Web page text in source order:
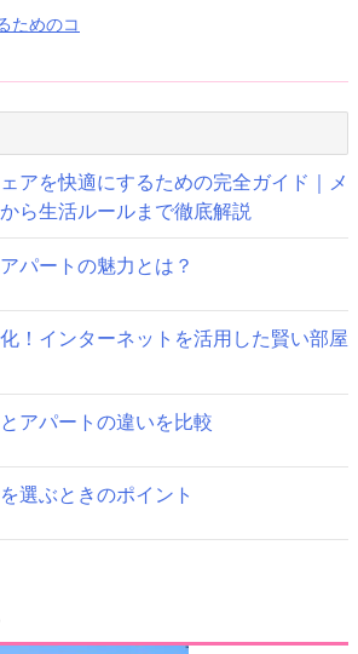
ためのコ
アを快適にするための完全ガイド｜メ
ら生活ルールまで徹底解説
パートの魅力とは？
！インターネットを活用した賢い部屋
アパートの違いを比較
選ぶときのポイント